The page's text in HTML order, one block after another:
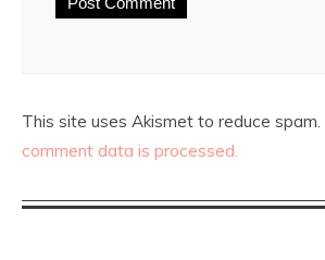
This site uses Akismet to reduce spam.
comment data is processed.